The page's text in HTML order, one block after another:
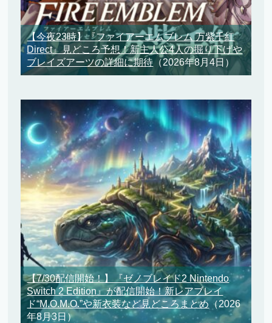
【今夜23時】『ファイアーエムブレム 万紫千紅
Direct』見どころ予想！新主人公4人の掘り下げや
ブレイズアーツの詳細に期待 （2026年8月4日）
【7/30配信開始！】『ゼノブレイド2 Nintendo
Switch 2 Edition』が配信開始！新レアブレイ
ド“M.O.M.O.”や新衣装など見どころまとめ（2026
年8月3日）